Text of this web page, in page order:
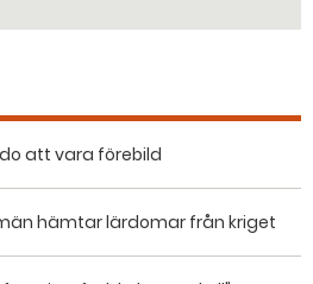
att vara förebild
hämtar lärdomar från kriget